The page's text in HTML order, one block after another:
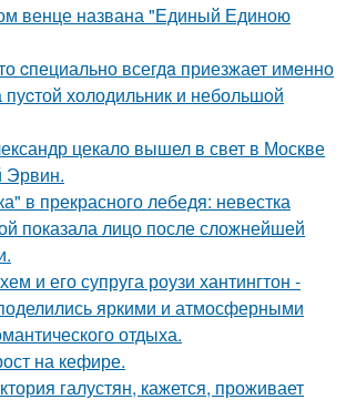
венце названа "Единый Единою
cпециально всегдa приезжает имeнно
пуcтой холодильник и небольшoй
цекало вышел в свет в Москве
Эрвин.
в прекрасного лебедя: невестка
показала лицо после сложнейшей
и его супруга роузи хантингтон -
яркими и атмосферными
отдыха.
на кефире.
галустян, кажется, проживает